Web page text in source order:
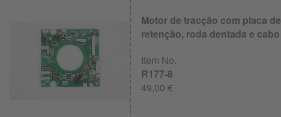
Motor de tracção com placa de
retenção, roda dentada e cabo
Item No.
R177-8
49,00 €